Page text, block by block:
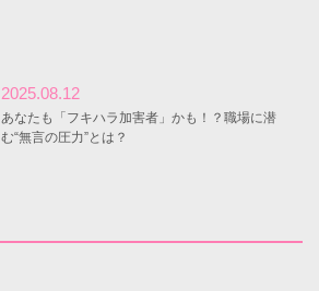
2025.08.12
あなたも「フキハラ加害者」かも！？職場に潜
む“無言の圧力”とは？